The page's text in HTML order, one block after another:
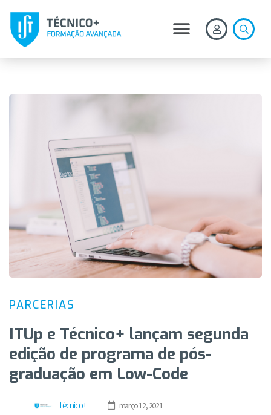
PARCERIAS
ITUp e Técnico+ lançam segunda
edição de programa de pós-
graduação em Low-Code
Técnico+ março 12, 2021